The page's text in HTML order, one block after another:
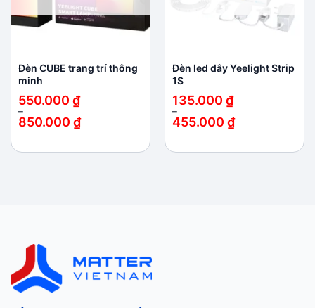
Đèn CUBE trang trí thông
minh
550.000 ₫
–
850.000 ₫
từ
Đèn led dây Yeelight Strip
1S
135.000 ₫
–
455.000 ₫
từ